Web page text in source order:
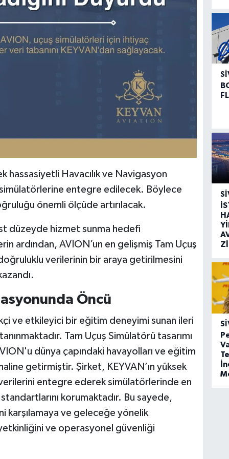
hassasiyetli Havacılık ve Navigasyon
entegre edilecek. Böylece
önemli ölçüde artırılacak.
düzeyde hizmet sunma hedefi
ardından, AVION’un en gelişmiş Tam Uçuş
verilerinin bir araya getirilmesini
Öncü
ve etkileyici bir eğitim deneyimi sunan ileri
Tam Uçuş Simülatörü tasarımı
dünya çapındaki havayolları ve eğitim
getirmiştir. Şirket, KEYVAN’ın yüksek
entegre ederek simülatörlerinde en
korumaktadır. Bu sayede,
karşılamaya ve geleceğe yönelik
ve operasyonel güvenliği